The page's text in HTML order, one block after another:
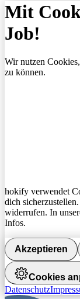
Mit
Job!
Wir nutzen
zu können.
hokify verwendet
dich
widerrufen. In
Infos.
Akzeptieren
Cookies
Datenschutz